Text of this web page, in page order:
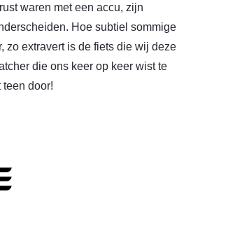
waren met een accu, zijn
Hoe subtiel sommige
zo extravert is de fiets die wij deze
die ons keer op keer wist te
door!